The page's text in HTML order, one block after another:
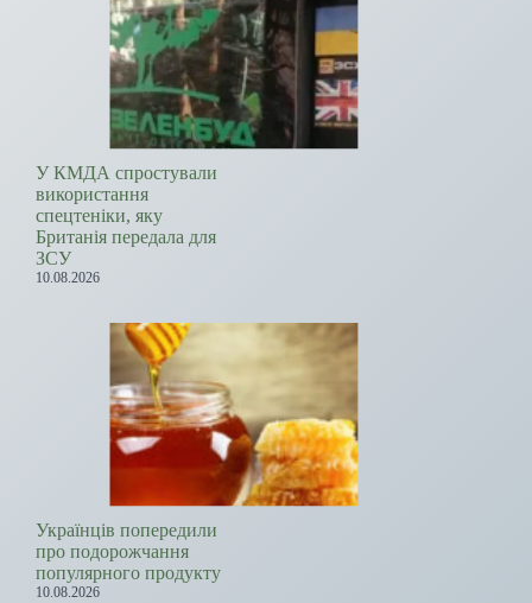
У КМДА спростували
використання
спецтеніки, яку
Британія передала для
ЗСУ
10.08.2026
Українців попередили
про подорожчання
популярного продукту
10.08.2026